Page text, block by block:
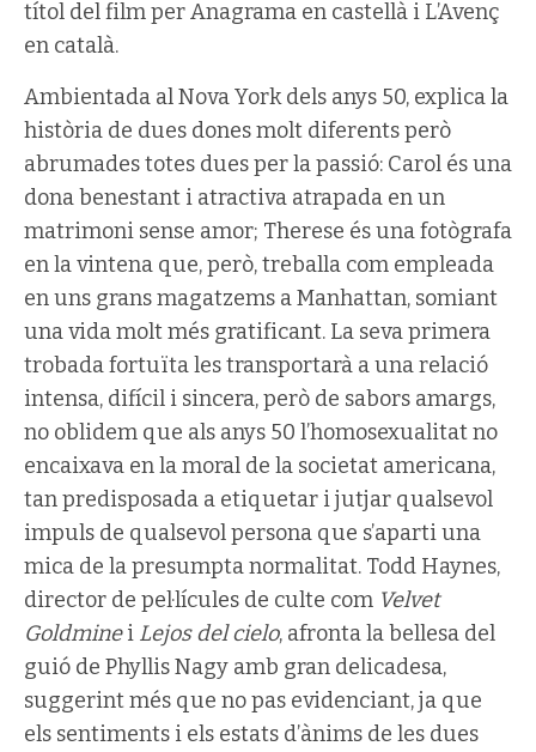
títol del film per Anagrama en castellà i L’Avenç
en català.
Ambientada al Nova York dels anys 50, explica la
història de dues dones molt diferents però
abrumades totes dues per la passió: Carol és una
dona benestant i atractiva atrapada en un
matrimoni sense amor; Therese és una fotògrafa
en la vintena que, però, treballa com empleada
en uns grans magatzems a Manhattan, somiant
una vida molt més gratificant. La seva primera
trobada fortuïta les transportarà a una relació
intensa, difícil i sincera, però de sabors amargs,
no oblidem que als anys 50 l’homosexualitat no
encaixava en la moral de la societat americana,
tan predisposada a etiquetar i jutjar qualsevol
impuls de qualsevol persona que s’aparti una
mica de la presumpta normalitat. Todd Haynes,
director de pel·lícules de culte com Velvet
Goldminei Lejos del cielo, afronta la bellesa del
guió de Phyllis Nagy amb gran delicadesa,
suggerint més que no pas evidenciant, ja que
els sentiments i els estats d’ànims de les dues